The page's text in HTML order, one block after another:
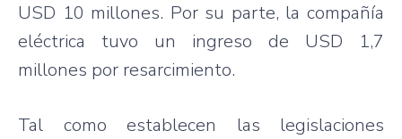
USD 10 millones. Por su parte, la compañía
eléctrica tuvo un ingreso de USD 1,7
millones por resarcimiento.
Tal como establecen las legislaciones